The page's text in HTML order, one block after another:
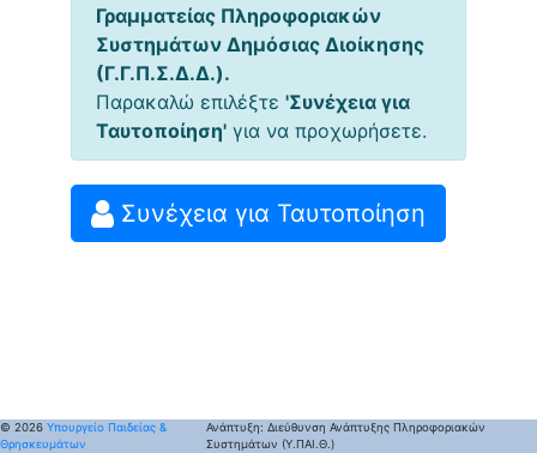
Γραμματείας Πληροφοριακών
Συστημάτων Δημόσιας Διοίκησης
(Γ.Γ.Π.Σ.Δ.Δ.).
Παρακαλώ επιλέξτε 'Συνέχεια για
Ταυτοποίηση'για να προχωρήσετε.
Συνέχεια για Ταυτοποίηση
© 2026 Υπουργείο Παιδείας &
Θρησκευμάτων
Ανάπτυξη: Διεύθυνση Ανάπτυξης Πληροφοριακών
Συστημάτων (Υ.ΠΑΙ.Θ.)